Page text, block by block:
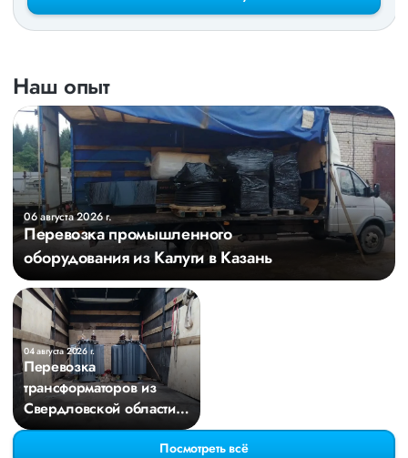
Наш опыт
06 августа 2026 г.
Перевозка промышленного
оборудования из Калуги в Казань
04 августа 2026 г.
Перевозка
трансформаторов из
Свердловской области в
Киров
Посмотреть всё